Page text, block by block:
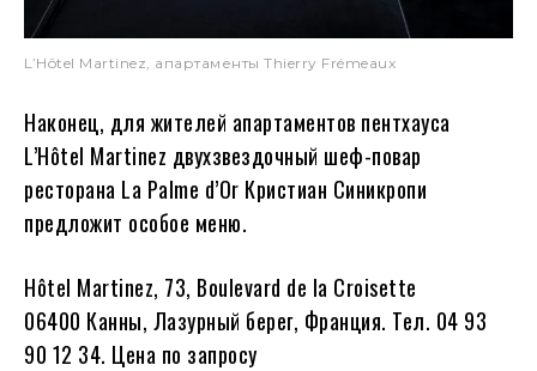
L’Hôtel Martinez, апартаменты Thierry Frémeaux
Наконец, для жителей апартаментов пентхауса
L’Hôtel Martinez двухзвездочный шеф-повар
ресторана La Palme d’Or Кристиан Синикропи
предложит особое меню.
Hôtel Martinez, 73, Boulevard de la Croisette
06400 Канны, Лазурный берег, Франция. Тел. 04 93
90 12 34. Цена по запросу